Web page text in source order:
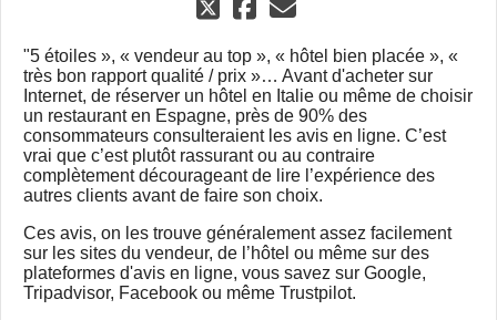
"5 étoiles », « vendeur au top », « hôtel bien placée », «
très bon rapport qualité / prix »… Avant d'acheter sur
Internet, de réserver un hôtel en Italie ou même de choisir
un restaurant en Espagne, près de 90% des
consommateurs consulteraient les avis en ligne. C’est
vrai que c’est plutôt rassurant ou au contraire
complètement décourageant de lire l’expérience des
autres clients avant de faire son choix.
Ces avis, on les trouve généralement assez facilement
sur les sites du vendeur, de l’hôtel ou même sur des
plateformes d'avis en ligne, vous savez sur Google,
Tripadvisor, Facebook ou même Trustpilot.